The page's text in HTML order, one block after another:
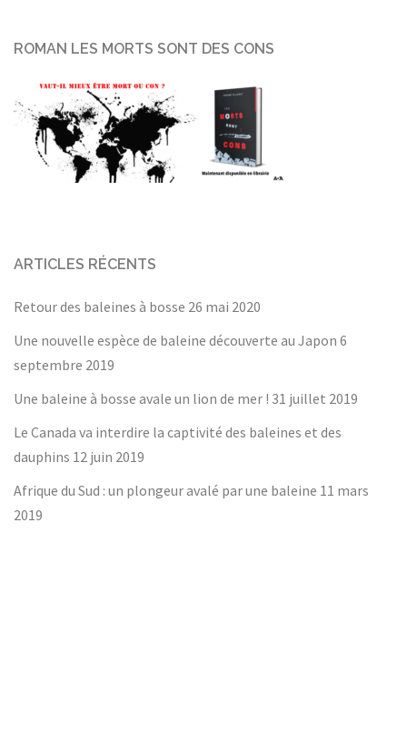
ROMAN LES MORTS SONT DES CONS
ARTICLES RÉCENTS
Retour des baleines à bosse 26 mai 2020
Une nouvelle espèce de baleine découverte au Japon 6
septembre 2019
Une baleine à bosse avale un lion de mer ! 31 juillet 2019
Le Canada va interdire la captivité des baleines et des
dauphins 12 juin 2019
Afrique du Sud : un plongeur avalé par une baleine 11 mars
2019